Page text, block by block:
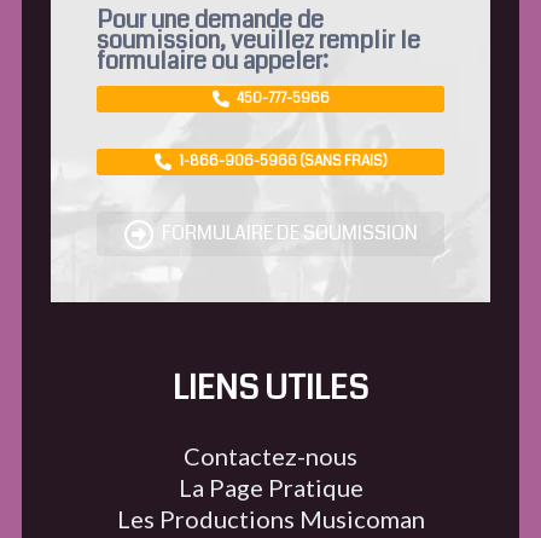
Pour une demande de
soumission, veuillez remplir le
formulaire ou appeler:
450-777-5966
1-866-906-5966 (SANS FRAIS)
FORMULAIRE DE SOUMISSION
LIENS UTILES
Contactez-nous
La Page Pratique
Les Productions Musicoman